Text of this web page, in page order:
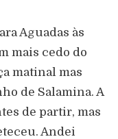
Aguadas às
mais cedo do
matinal mas
de Salamina. A
de partir, mas
Andei